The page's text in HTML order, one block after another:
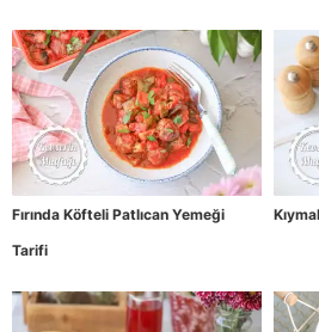
Fırında Köfteli Patlıcan Yemeği
Tarifi